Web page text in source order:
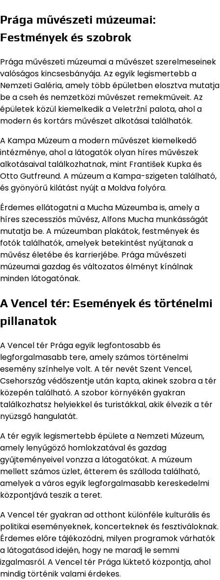
Prága művészeti múzeumai:
Festmények és szobrok
Prága művészeti múzeumai a művészet szerelmeseinek
valóságos kincsesbányája. Az egyik legismertebb a
Nemzeti Galéria, amely több épületben elosztva mutatja
be a cseh és nemzetközi művészet remekműveit. Az
épületek közül kiemelkedik a Veletržní palota, ahol a
modern és kortárs művészet alkotásai találhatók.
A Kampa Múzeum a modern művészet kiemelkedő
intézménye, ahol a látogatók olyan híres művészek
alkotásaival találkozhatnak, mint František Kupka és
Otto Gutfreund. A múzeum a Kampa-szigeten található,
és gyönyörű kilátást nyújt a Moldva folyóra.
Érdemes ellátogatni a Mucha Múzeumba is, amely a
híres szecessziós művész, Alfons Mucha munkásságát
mutatja be. A múzeumban plakátok, festmények és
fotók találhatók, amelyek betekintést nyújtanak a
művész életébe és karrierjébe. Prága művészeti
múzeumai gazdag és változatos élményt kínálnak
minden látogatónak.
A Vencel tér: Események és történelmi
pillanatok
A Vencel tér Prága egyik legfontosabb és
legforgalmasabb tere, amely számos történelmi
esemény színhelye volt. A tér nevét Szent Vencel,
Csehország védőszentje után kapta, akinek szobra a tér
közepén található. A szobor környékén gyakran
találkozhatsz helyiekkel és turistákkal, akik élvezik a tér
nyüzsgő hangulatát.
A tér egyik legismertebb épülete a Nemzeti Múzeum,
amely lenyűgöző homlokzatával és gazdag
gyűjteményeivel vonzza a látogatókat. A múzeum
mellett számos üzlet, étterem és szálloda található,
amelyek a város egyik legforgalmasabb kereskedelmi
központjává teszik a teret.
A Vencel tér gyakran ad otthont különféle kulturális és
politikai eseményeknek, koncerteknek és fesztiváloknak.
Érdemes előre tájékozódni, milyen programok várhatók
a látogatásod idején, hogy ne maradj le semmi
izgalmasról. A Vencel tér Prága lüktető központja, ahol
mindig történik valami érdekes.